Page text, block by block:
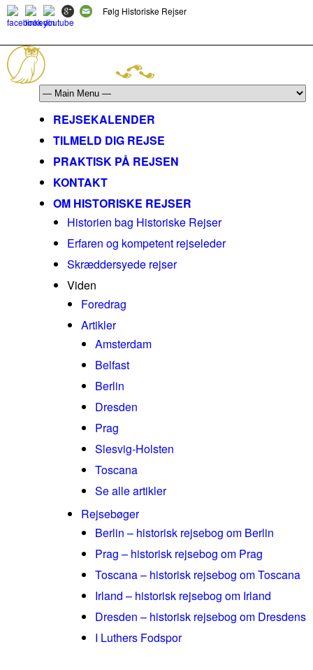
Følg Historiske Rejser
REJSEKALENDER
TILMELD DIG REJSE
PRAKTISK PÅ REJSEN
KONTAKT
OM HISTORISKE REJSER
Historien bag Historiske Rejser
Erfaren og kompetent rejseleder
Skræddersyede rejser
Viden
Foredrag
Artikler
Amsterdam
Belfast
Berlin
Dresden
Prag
Slesvig-Holsten
Toscana
Se alle artikler
Rejsebøger
Berlin – historisk rejsebog om Berlin
Prag – historisk rejsebog om Prag
Toscana – historisk rejsebog om Toscana
Irland – historisk rejsebog om Irland
Dresden – historisk rejsebog om Dresdens
I Luthers Fodspor